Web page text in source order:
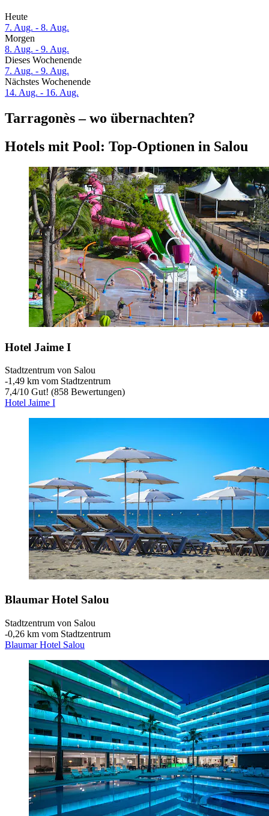
Heute
7. Aug. - 8. Aug.
Morgen
8. Aug. - 9. Aug.
Dieses Wochenende
7. Aug. - 9. Aug.
Nächstes Wochenende
14. Aug. - 16. Aug.
Tarragonès – wo übernachten?
Hotels mit Pool: Top-Optionen in Salou
Hotel Jaime I
Stadtzentrum von Salou
‐1,49 km vom Stadtzentrum
7,4/10 Gut! (858 Bewertungen)
Hotel Jaime I
Blaumar Hotel Salou
Stadtzentrum von Salou
‐0,26 km vom Stadtzentrum
Blaumar Hotel Salou